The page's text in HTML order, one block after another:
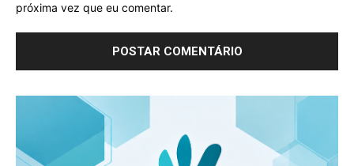
próxima vez que eu comentar.